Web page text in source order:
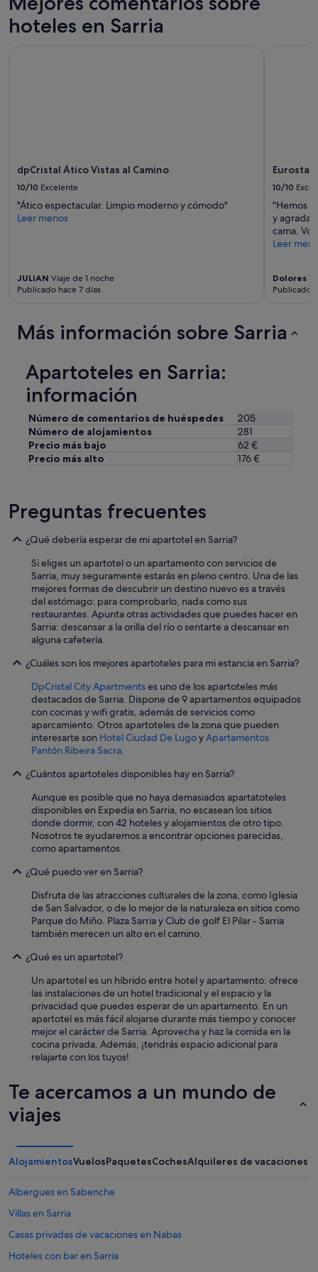
hoteles en Sarria
dpCristal Ático Vistas al Camino
10/10 Excelente
"Ático espectacular. Limpio moderno y cómodo"
Leer menos
JULIAN Viaje de 1 noche
Publicado hace 7 días
10/10
"Hemos
y
cama.
Leer
Dolores
Publicado
Más información sobre Sarria
Apartoteles en Sarria:
información
Número de comentarios de huéspedes
205
Número de alojamientos
281
Precio más bajo
62 €
Precio más alto
176 €
Preguntas frecuentes
¿Qué debería esperar de mi apartotel en Sarria?
Si eliges un apartotel o un apartamento con servicios de
Sarria, muy seguramente estarás en pleno centro. Una de las
mejores formas de descubrir un destino nuevo es a través
del estómago: para comprobarlo, nada como sus
restaurantes. Apunta otras actividades que puedes hacer en
Sarria: descansar a la orilla del río o sentarte a descansar en
alguna cafetería.
¿Cuáles son los mejores apartoteles para mi estancia en Sarria?
DpCristal City Apartmentses uno de los apartoteles más
destacados de Sarria. Dispone de 9 apartamentos equipados
con cocinas y wifi gratis, además de servicios como
aparcamiento. Otros apartoteles de la zona que pueden
interesarte son Hotel Ciudad De LugoyApartamentos
Pantón Ribeira Sacra.
¿Cuántos apartoteles disponibles hay en Sarria?
Aunque es posible que no haya demasiados apartatoteles
disponibles en Expedia en Sarria, no escasean los sitios
donde dormir, con 42 hoteles y alojamientos de otro tipo.
Nosotros te ayudaremos a encontrar opciones parecidas,
como apartamentos.
¿Qué puedo ver en Sarria?
Disfruta de las atracciones culturales de la zona, como Iglesia
de San Salvador, o de lo mejor de la naturaleza en sitios como
Parque do Miño. Plaza Sarria y Club de golf El Pilar - Sarria
también merecen un alto en el camino.
¿Qué es un apartotel?
Un apartotel es un híbrido entre hotel y apartamento: ofrece
las instalaciones de un hotel tradicional y el espacio y la
privacidad que puedes esperar de un apartamento. En un
apartotel es más fácil alojarse durante más tiempo y conocer
mejor el carácter de Sarria. Aprovecha y haz la comida en la
cocina privada. Además, ¡tendrás espacio adicional para
relajarte con los tuyos!
Te acercamos a un mundo de
viajes
AlojamientosVuelosPaquetesCochesAlquileres de vacaciones
Albergues en Sabenche
Villas en Sarria
Casas privadas de vacaciones en Nabas
Hoteles con bar en Sarria